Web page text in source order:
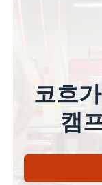
코흐
캠